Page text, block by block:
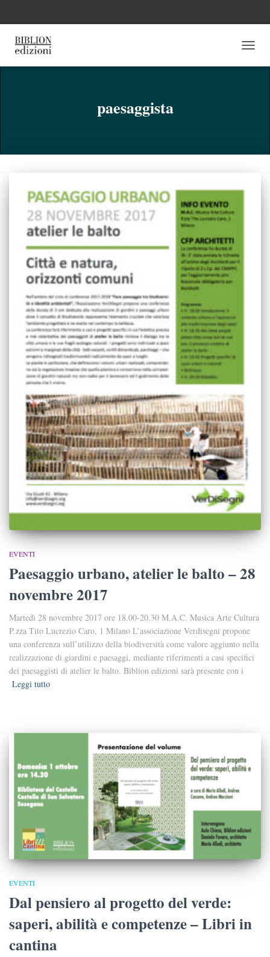
paesaggista
EVENTI
Paesaggio urbano, atelier le balto – 28
novembre 2017
Martedì 28 novembre 2017 ore 18.00-20.30 M.A.C. Musica Arte Cultura
P.zza Tito Lucrezio Caro, 1 Milano L’associazione Verdisegni propone
una conferenza sull’utilizzo della biodiversità come valore aggiunto nella
realizzazione di giardini e paesaggi, mediante riferimenti a casi specifici
dei paesaggisti di atelier le balto. Biblion edizioni sarà presente con i
Leggi tutto
EVENTI
Dal pensiero al progetto del verde:
saperi, abilità e competenze – Libri in
cantina